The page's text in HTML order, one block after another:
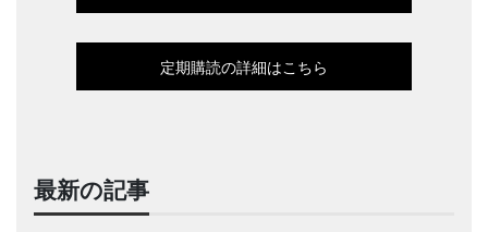
定期購読の詳細はこちら
最新の記事